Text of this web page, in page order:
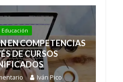
Educación
EN COMPETENCIAS
DE CURSOS
Iván Pico